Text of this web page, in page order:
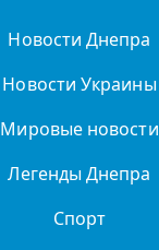
Новости Днепра
Новости Украины
Мировые новости
Легенды Днепра
Спорт